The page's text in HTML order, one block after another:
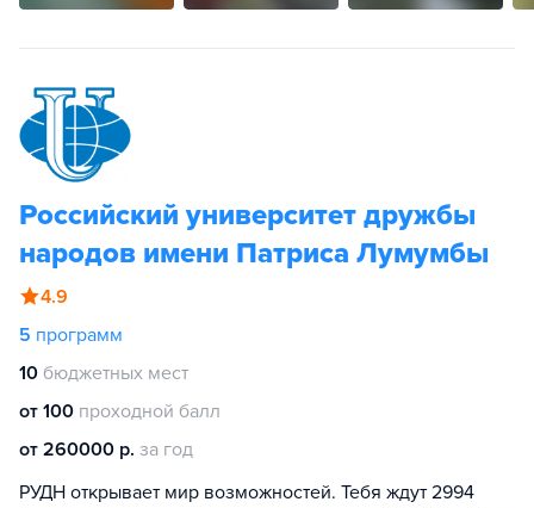
Российский университет дружбы
народов имени Патриса Лумумбы
4.9
5 программ
10 бюджетных мест
от 100 проходной балл
от 260000 р. за год
РУДН открывает мир возможностей. Тебя ждут 2994